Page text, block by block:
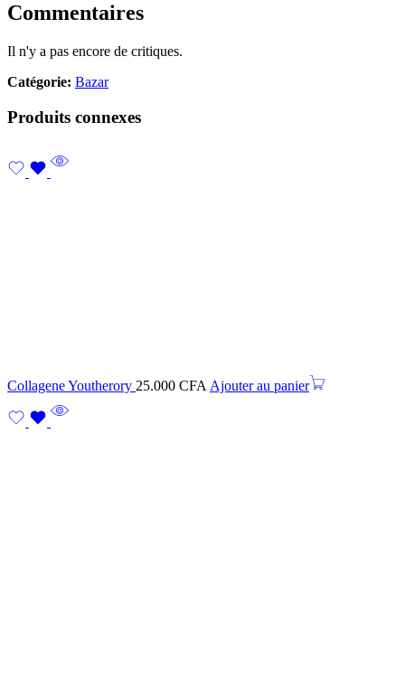
Commentaires
Il n'y a pas encore de critiques.
Catégorie: Bazar
Produits connexes
Collagene Youtherory 25.000 CFA Ajouter au panier